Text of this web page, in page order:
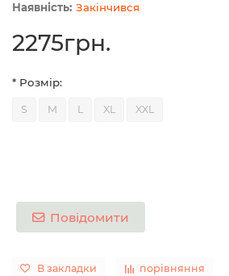
Закінчився
2275грн.
* Розмір:
S M L XL XXL
Повідомити
В закладки порівняння